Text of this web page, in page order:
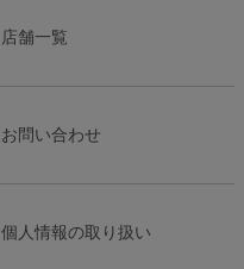
店舗一覧
お問い合わせ
個人情報の取り扱い